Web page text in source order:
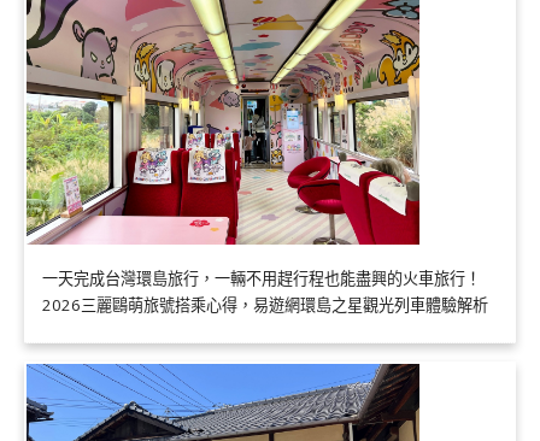
一天完成台灣環島旅行，一輛不用趕行程也能盡興的火車旅行！
2026三麗鷗萌旅號搭乘心得，易遊網環島之星觀光列車體驗解析